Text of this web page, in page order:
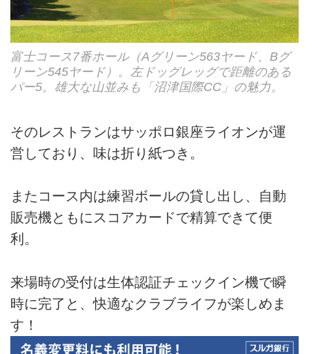
富士コース7番ホール（Aグリーン563ヤード、Bグ
リーン545ヤード）。左ドッグレッグで距離のある
パー5。雄大な山並みも「沼津国際CC」の魅力。
そのレストランはサッポロ銀座ライオンが運
営しており、味は折り紙つき。
またコース内は練習ボールの貸し出し、自動
販売機ともにスコアカードで精算できて便
利。
来場時の受付は生体認証チェックイン機で瞬
時に完了と、快適なクラブライフが楽しめま
す！